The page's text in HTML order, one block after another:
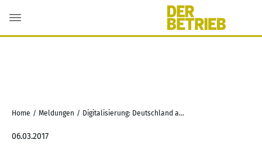
Home / Meldungen / Digitalisierung: Deutschland auf Platz 11
06.03.2017